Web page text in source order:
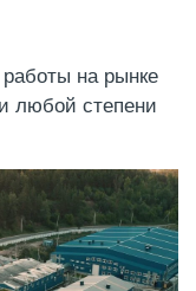
на рынке
любой степени